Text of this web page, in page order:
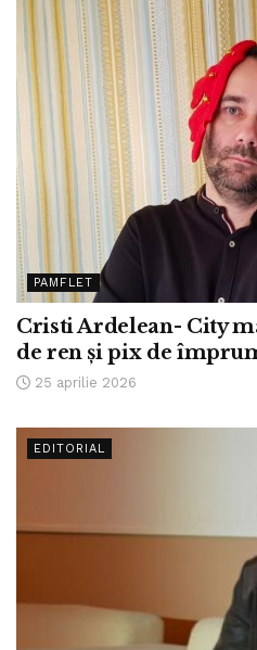
PAMFLET
Cristi Ardelean- City
de ren și pix de
25 aprilie 2026
EDITORIAL